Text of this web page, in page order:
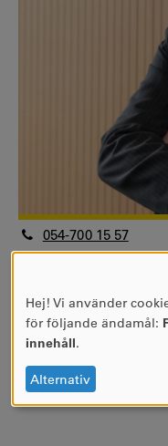
054-700 15 57
Fakulteten för
Företagsekonomi
Se forskarprofil
ANVÄNDNING
AV
OCH
COOKIES
Hej! Vi använder
för följande ändamål:
innehåll.
Alternativ